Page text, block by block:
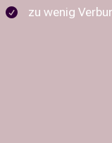
 zu wenig